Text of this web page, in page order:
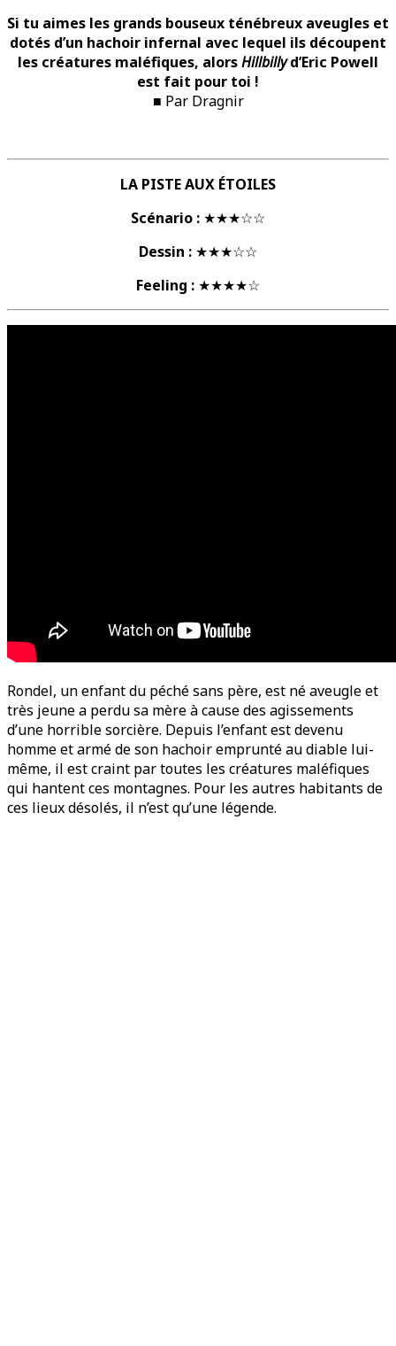
Si tu aimes les grands bouseux ténébreux aveugles et
dotés d’un hachoir infernal avec lequel ils découpent
les créatures maléfiques, alorsHillbillyd’Eric Powell
est fait pour toi !
■ Par Dragnir
LA PISTE AUX ÉTOILES
Scénario : ★★★☆☆
Dessin : ★★★☆☆
Feeling : ★★★★☆
Rondel, un enfant du péché sans père, est né aveugle et
très jeune a perdu sa mère à cause des agissements
d’une horrible sorcière. Depuis l’enfant est devenu
homme et armé de son hachoir emprunté au diable lui-
même, il est craint par toutes les créatures maléfiques
qui hantent ces montagnes. Pour les autres habitants de
ces lieux désolés, il n’est qu’une légende.